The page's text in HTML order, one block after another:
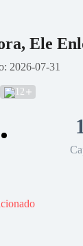
Ele
2026-07-31
12